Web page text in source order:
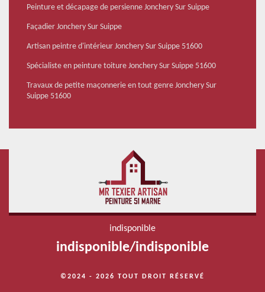
Peinture et décapage de persienne Jonchery Sur Suippe
Façadier Jonchery Sur Suippe
Artisan peintre d'intérieur Jonchery Sur Suippe 51600
Spécialiste en peinture toiture Jonchery Sur Suippe 51600
Travaux de petite maçonnerie en tout genre Jonchery Sur
Suippe 51600
indisponible
indisponible/indisponible
©2024 - 2026 TOUT DROIT RÉSERVÉ